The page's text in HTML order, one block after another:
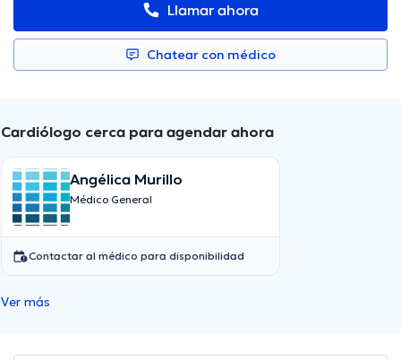
Llamar ahora
Chatear con médico
Cardiólogo cerca para agendar ahora
Angélica Murillo
Médico General
Contactar al médico para disponibilidad
Ver más